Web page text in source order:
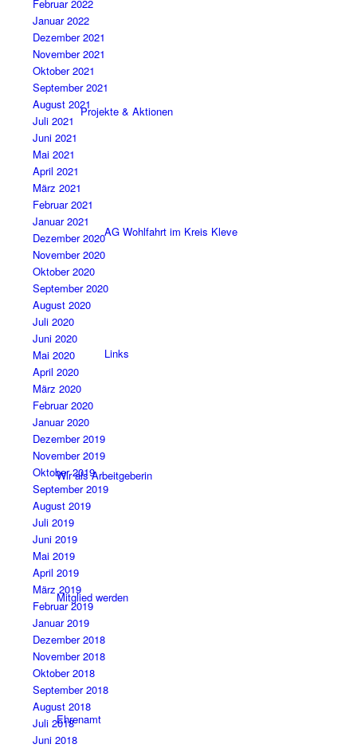
Projekte & Aktionen
AG Wohlfahrt im Kreis Kleve
Links
Wir als Arbeitgeberin
Mitglied werden
Ehrenamt
Februar 2022
Januar 2022
Dezember 2021
November 2021
Oktober 2021
September 2021
August 2021
Juli 2021
Juni 2021
Mai 2021
April 2021
März 2021
Februar 2021
Januar 2021
Dezember 2020
November 2020
Oktober 2020
September 2020
August 2020
Juli 2020
Juni 2020
Mai 2020
April 2020
März 2020
Februar 2020
Januar 2020
Dezember 2019
November 2019
Oktober 2019
September 2019
August 2019
Juli 2019
Juni 2019
Mai 2019
April 2019
März 2019
Februar 2019
Januar 2019
Dezember 2018
November 2018
Oktober 2018
September 2018
August 2018
Juli 2018
Juni 2018